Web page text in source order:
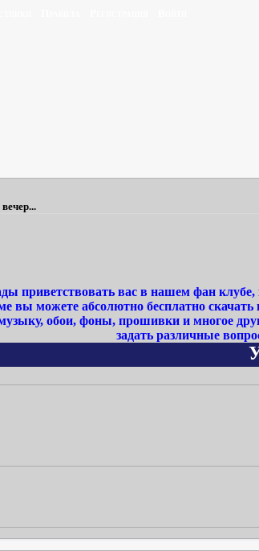
приветствовать вас в нашем фан
вы можете абсолютно бесплатно
обои, фоны, прошивки и многое
задать различные